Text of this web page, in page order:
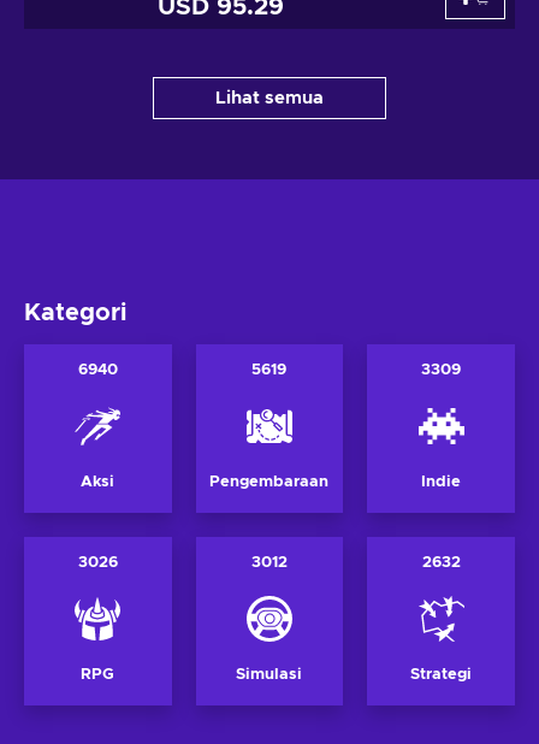
USD 95.29
Lihat semua
Kategori
6940
Aksi
5619
Pengembaraan
3309
Indie
3026
RPG
3012
Simulasi
2632
Strategi